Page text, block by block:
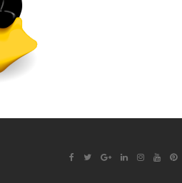
Facebook
TwitterGoogleLinkedinInstagram